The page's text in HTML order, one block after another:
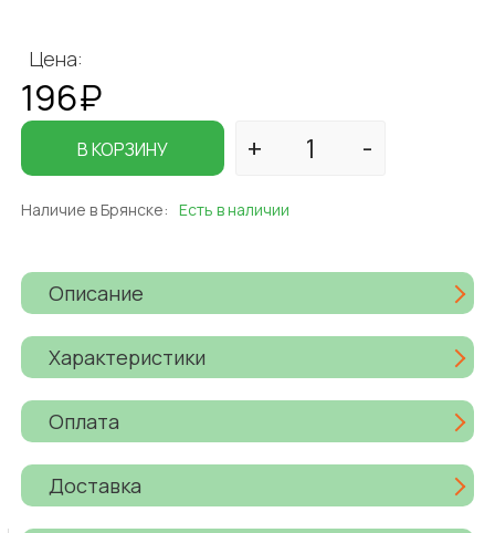
Цена:
196₽
В КОРЗИНУ
Наличие в Брянске: Есть в наличии
Описание
Характеристики
Оплата
Доставка